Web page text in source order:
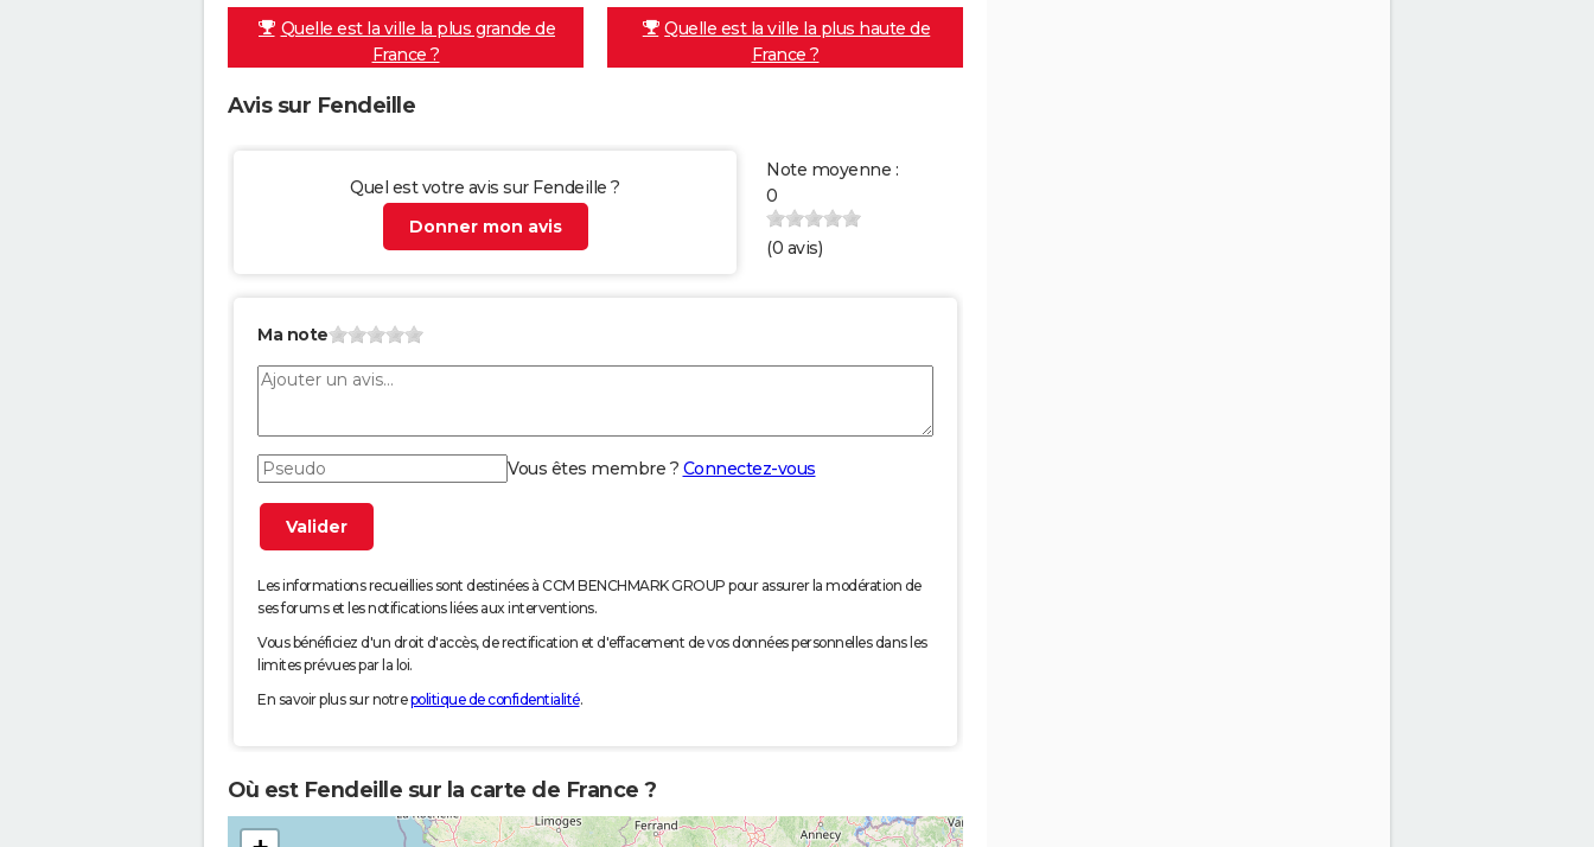
Quelle est la ville la plus grande de
France ?
Quelle est la ville la plus haute de
France ?
Avis sur Fendeille
Quel est votre avis sur Fendeille ?
Donner mon avis
Note moyenne :
0
(0 avis)
Ma note
Vous êtes membre ? Connectez-vous
Les informations recueillies sont destinées à CCM BENCHMARK GROUP pour assurer la modération de
ses forums et les notifications liées aux interventions.
Vous bénéficiez d'un droit d'accès, de rectification et d'effacement de vos données personnelles dans les
limites prévues par la loi.
En savoir plus sur notrepolitique de confidentialité.
Où est Fendeille sur la carte de France ?